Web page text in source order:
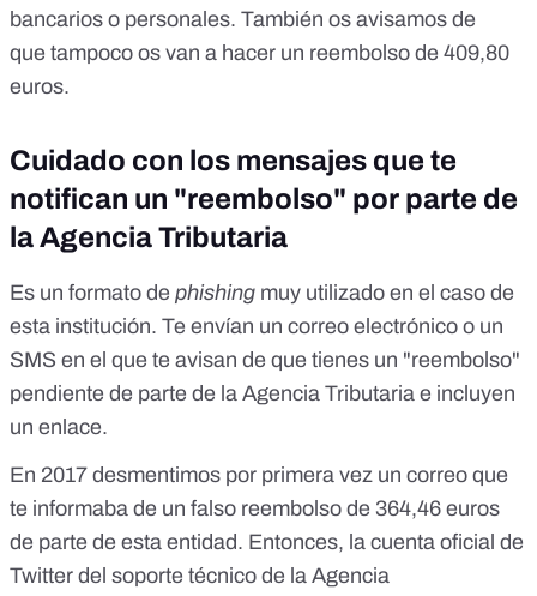
bancarios o personales. También os avisamos de
que tampoco os van a hacer un reembolso de 409,80
euros.
Cuidado con los mensajes que te
notifican un "reembolso" por parte de
la Agencia Tributaria
Es un formato de phishing muy utilizado en el caso de
esta institución. Te envían un correo electrónico o un
SMS en el que te avisan de que tienes un "reembolso"
pendiente de parte de la Agencia Tributaria e incluyen
un enlace.
En 2017 desmentimos por primera vez un correo que
te informaba de un falso reembolso de 364,46 euros
de parte de esta entidad. Entonces, la cuenta oficial de
Twitter del soporte técnico de la Agencia